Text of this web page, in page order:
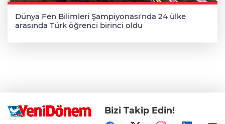
Dünya Fen Bilimleri Şampiyonası'nda 24 ülke
arasında Türk öğrenci birinci oldu
Bizi Takip Edin!